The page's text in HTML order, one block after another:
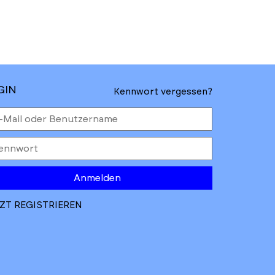
Kennwort vergessen?
Anmelden
REGISTRIEREN